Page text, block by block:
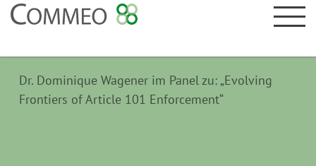
Dr. Dominique Wagener im Panel zu: „Evolving
Frontiers of Article 101 Enforcement“